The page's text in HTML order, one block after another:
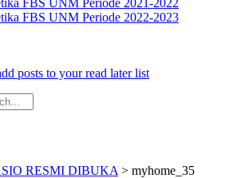
FBS UNM Periode 2021-2022
FBS UNM Periode 2022-2023
posts to your read later list
RESMI DIBUKA > myhome_35